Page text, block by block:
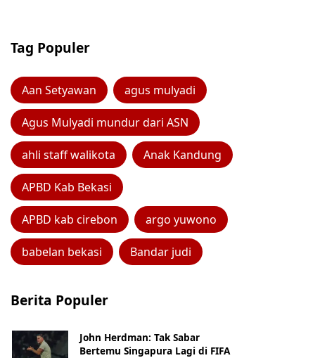
Tag Populer
Aan Setyawan agus mulyadi
Agus Mulyadi mundur dari ASN
ahli staff walikota Anak Kandung
APBD Kab Bekasi
APBD kab cirebon argo yuwono
babelan bekasi Bandar judi
Berita Populer
John Herdman: Tak Sabar
Bertemu Singapura Lagi di FIFA